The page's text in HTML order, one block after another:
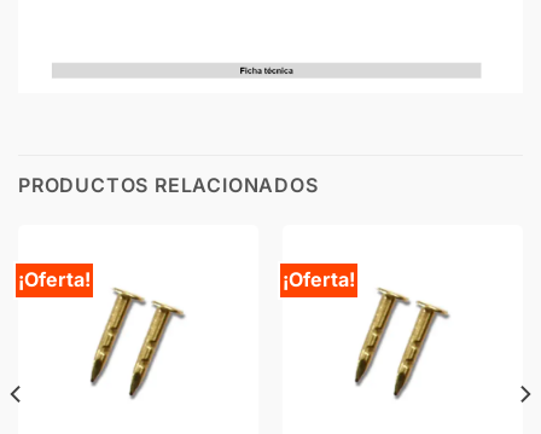
PRODUCTOS RELACIONADOS
¡Oferta! ¡Oferta!